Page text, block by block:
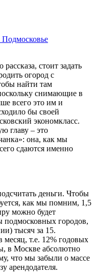
стоит задать
огород с
найти там
снимающие в
всего это им и
бы своей
экономкласс.
главу – это
она, как мы
сдаются именно
деньги. Чтобы
как мы помним, 1,5
можно будет
подмосковных городов,
тысяч за 15.
месяц, т.е. 12% годовых
в Москве абсолютно
что мы забыли о массе
арендодателя.